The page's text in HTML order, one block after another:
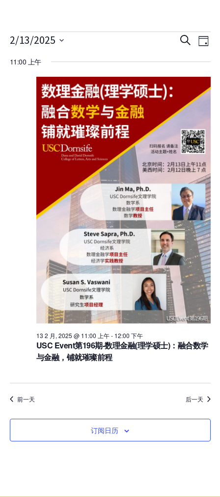
活动 for 13 2 月, 2025
活
动
搜
和
视
图
导
航
搜
活
视
图
导
日
2/13/2025
择
11:00 上午
USC Event第196期-数理金融(理学硕士)：融合数学
与金融，铺就璀璨前程
13 2 月, 2025 @ 11:00 上午- 12:00 下午
前一天 后一天
订阅日历